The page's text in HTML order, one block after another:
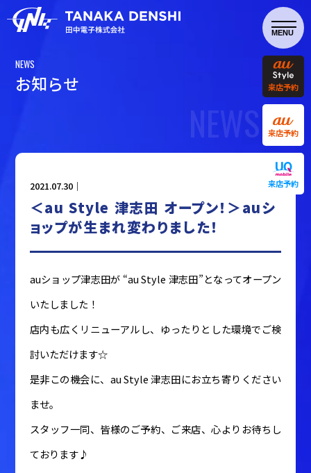
来店予約
来店予約
来店予約
NEWS
お知らせ
NEWS
2021.07.30｜
＜au Style 津志田 オープン！＞auシ
ョップが生まれ変わりました！
auショップ津志田が “au Style 津志田”となってオープン
いたしました！
店内も広くリニューアルし、ゆったりとした環境でご検
討いただけます☆
是非この機会に、au Style 津志田にお立ち寄りください
ませ。
スタッフ一同、皆様のご予約、ご来店、心よりお待ちし
ております♪